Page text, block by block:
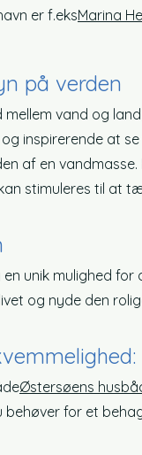
er f.eksMarina
på verden
vand og
inspirerende at
af en
stimuleres til at
en unik mulighed
og nyde den
Østersøens
for et